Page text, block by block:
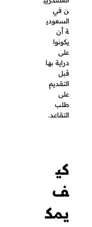
طلب
التقا
عد
العس
كري
رسالة
تقاعد
مؤثرة:
مراجعة
شروط